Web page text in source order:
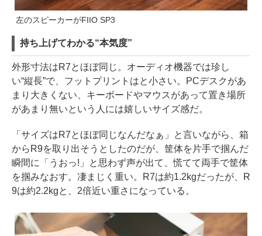
左のスピーカーがFIIO SP3
持ち上げてわかる“本気度”
外形寸法はR7とほぼ同じ。オーディオ機器では珍し
い“縦長”で、フットプリントはと小さい。PCデスクがあ
まり大きくない、キーボードやマウスがあって置き場所
があまり無いという人には嬉しいサイズ感だ。
「サイズはR7とほぼ同じなんだなぁ」と言いながら、箱
からR9を取り出そうとしたのだが、筐体を片手で掴んだ
瞬間に「うおっ!」と思わず声が出て、慌てて両手で筐体
を掴みなおす。凄まじく重い。R7は約1.2kgだったが、R
9は約2.2kgと、2倍近い重さになっている。